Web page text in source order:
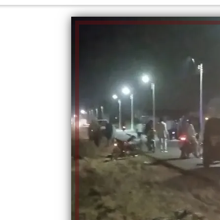
الكاتبة إلهام شرشر تهنئ الرئيس
السيسي بعيد ميلاده وتُشيد بجهوده